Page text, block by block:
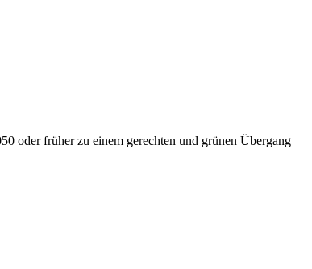
oder früher zu einem gerechten und grünen Übergang